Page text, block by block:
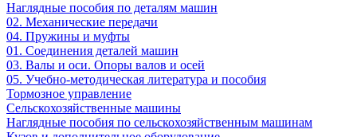
Наглядные пособия по деталям машин
02. Механические передачи
04. Пружины и муфты
01. Соединения деталей машин
03. Валы и оси. Опоры валов и осей
05. Учебно-методическая литература и пособия
Тормозное управление
Сельскохозяйственные машины
Наглядные пособия по сельскохозяйственным машинам